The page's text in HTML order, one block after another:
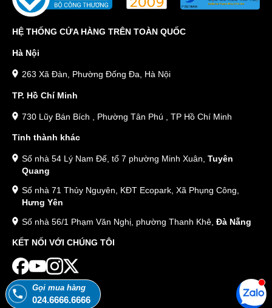
HỆ THỐNG CỬA HÀNG TRÊN TOÀN QUỐC
Hà Nội
263 Xã Đàn, Phường Đống Đa, Hà Nội
TP. Hồ Chí Minh
730 Lũy Bán Bích , Phường Tân Phú , TP Hồ Chí Minh
Tỉnh thành khác
Số nhà 54 Lý Nam Đế, tổ 7 phường Minh Xuân, Tuyên
Quang
Số nhà 71 Thủy Nguyên, KĐT Ecopark, Xã Phụng Công,
Hưng Yên
Số nhà 56/1 Phạm Văn Nghị, phường Thanh Khê, Đà Nẵng
KẾT NỐI VỚI CHÚNG TÔI
Gọi mua hàng
024.6666.6666